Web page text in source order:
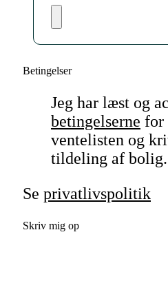
Betingelser
Jeg har læst og
betingelserne for
ventelisten og
tildeling af bolig.
Se privatlivspolitik
Skriv mig op